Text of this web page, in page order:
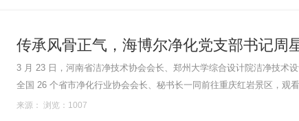
传承风骨正气，海博尔净化党支部书记周
3 月 23 日，河南省洁净技术协会会长、郑州大学综合设计院洁净技术
全国 26 个省市净化行业协会会长、秘书长一同前往重庆红岩景区，观
来源： 浏览：1007